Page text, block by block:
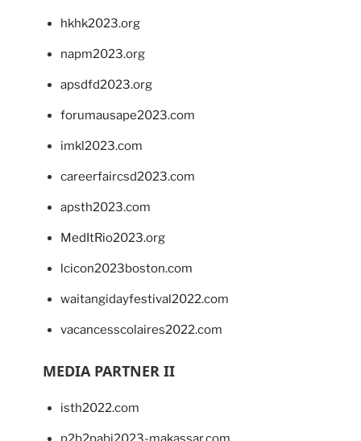
hkhk2023.org
napm2023.org
apsdfd2023.org
forumausape2023.com
imkl2023.com
careerfaircsd2023.com
apsth2023.com
MedItRio2023.org
lcicon2023boston.com
waitangidayfestival2022.com
vacancesscolaires2022.com
MEDIA PARTNER II
isth2022.com